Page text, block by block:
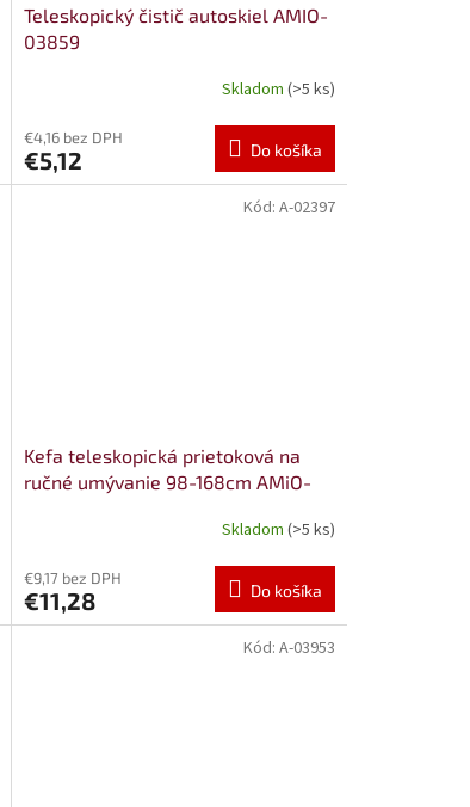
Teleskopický čistič autoskiel AMIO-
03859
Skladom (>5 ks)
€4,16 bez DPH
€5,12 Do košíka
Kefa teleskopická prietoková na
ručné umývanie 98-168cm AMiO-
Skladom (>5 ks)
€9,17 bez DPH
€11,28 Do košíka
Kód: A-02397
Kód: A-03953